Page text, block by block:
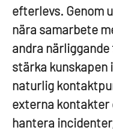
efterlevs. Genom
nära samarbete
andra
stärka kunskapen
naturlig
externa kontakter
hantera